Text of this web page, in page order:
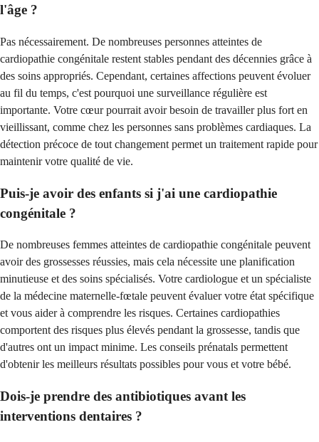
l'âge ?
Pas nécessairement. De nombreuses personnes atteintes de
cardiopathie congénitale restent stables pendant des décennies grâce à
des soins appropriés. Cependant, certaines affections peuvent évoluer
au fil du temps, c'est pourquoi une surveillance régulière est
importante. Votre cœur pourrait avoir besoin de travailler plus fort en
vieillissant, comme chez les personnes sans problèmes cardiaques. La
détection précoce de tout changement permet un traitement rapide pour
maintenir votre qualité de vie.
Puis-je avoir des enfants si j'ai une cardiopathie
congénitale ?
De nombreuses femmes atteintes de cardiopathie congénitale peuvent
avoir des grossesses réussies, mais cela nécessite une planification
minutieuse et des soins spécialisés. Votre cardiologue et un spécialiste
de la médecine maternelle-fœtale peuvent évaluer votre état spécifique
et vous aider à comprendre les risques. Certaines cardiopathies
comportent des risques plus élevés pendant la grossesse, tandis que
d'autres ont un impact minime. Les conseils prénatals permettent
d'obtenir les meilleurs résultats possibles pour vous et votre bébé.
Dois-je prendre des antibiotiques avant les
interventions dentaires ?